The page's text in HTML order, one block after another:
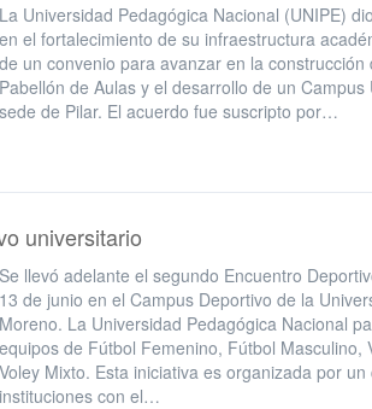
La Universidad Pedagógica Nacional (UNIPE)
en el fortalecimiento de su infraestructura
de un convenio para avanzar en la construcción
Pabellón de Aulas y el desarrollo de un Campus
sede de Pilar. El acuerdo fue suscripto por…
universitario
Se llevó adelante el segundo Encuentro
13 de junio en el Campus Deportivo de la
Moreno. La Universidad Pedagógica Nacional
equipos de Fútbol Femenino, Fútbol Masculino,
Voley Mixto. Esta iniciativa es organizada por un
instituciones con el…